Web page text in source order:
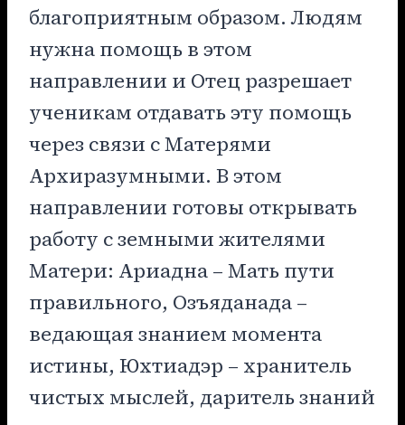
благоприятным образом. Людям
нужна помощь в этом
направлении и Отец разрешает
ученикам отдавать эту помощь
через связи с Матерями
Архиразумными. В этом
направлении готовы открывать
работу с земными жителями
Матери: Ариадна – Мать пути
правильного, Озъяданада –
ведающая знанием момента
истины, Юхтиадэр – хранитель
чистых мыслей, даритель знаний